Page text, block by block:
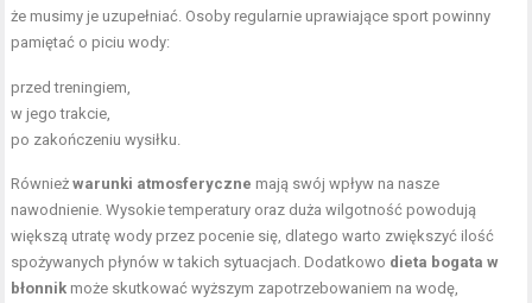
że musimy je uzupełniać. Osoby regularnie uprawiające sport powinny
pamiętać o piciu wody:
przed treningiem,
w jego trakcie,
po zakończeniu wysiłku.
Równieżwarunki atmosferyczne mają swój wpływ na nasze
nawodnienie. Wysokie temperatury oraz duża wilgotność powodują
większą utratę wody przez pocenie się, dlatego warto zwiększyć ilość
spożywanych płynów w takich sytuacjach. Dodatkowo dieta bogata w
błonnik może skutkować wyższym zapotrzebowaniem na wodę,